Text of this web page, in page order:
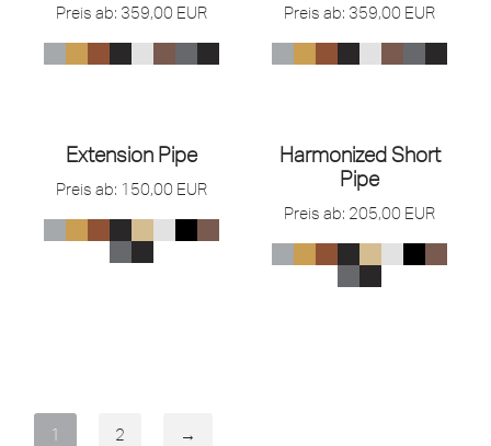
Preis ab: 359,00 EUR Preis ab: 359,00 EUR
Extension Pipe
Preis ab: 150,00 EUR
Harmonized Short
Pipe
Preis ab: 205,00 EUR
1 2 →